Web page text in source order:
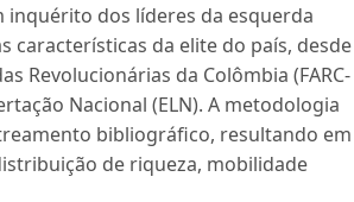
inquérito dos líderes da esquerda
características da elite do país, desde
Revolucionárias da Colômbia (FARC-
Nacional (ELN). A metodologia
bibliográfico, resultando em
de riqueza, mobilidade